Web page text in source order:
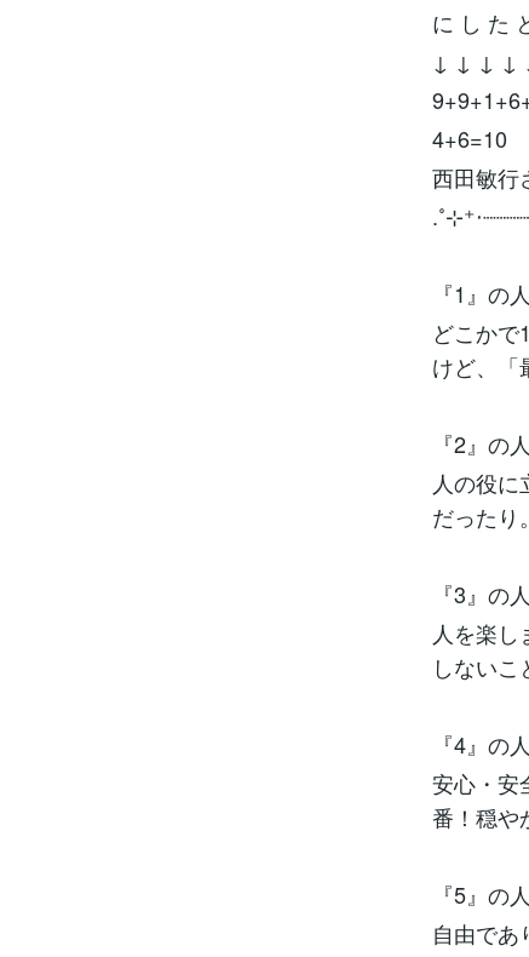
に し た
↓ ↓ ↓ ↓
4+6=10
西田敏行
『1』の人
どこか
けど、「
『2』の人
人の役
だったり
『3』の人
人を楽
しないこ
『4』の人
安心・安
番！穏や
『5』の人
自由であ